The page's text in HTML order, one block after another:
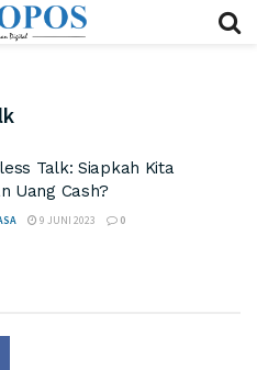
Talk: Siapkah Kita
Uang Cash?
9 JUNI 2023 0